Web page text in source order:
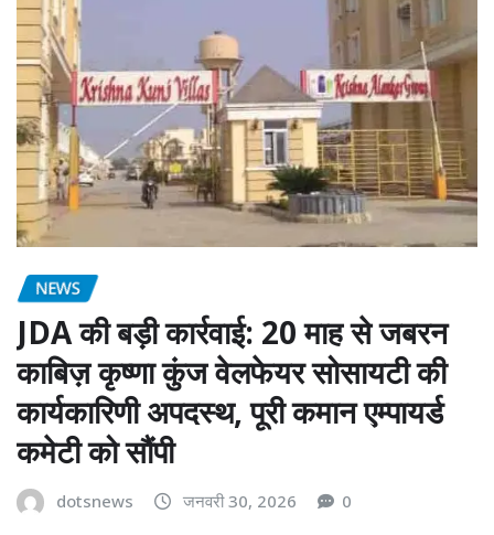
NEWS
JDA की बड़ी कार्रवाई: 20 माह से जबरन
काबिज़ कृष्णा कुंज वेलफेयर सोसायटी की
कार्यकारिणी अपदस्थ, पूरी कमान एम्पायर्ड
कमेटी को सौंपी
dotsnews जनवरी 30, 2026 0